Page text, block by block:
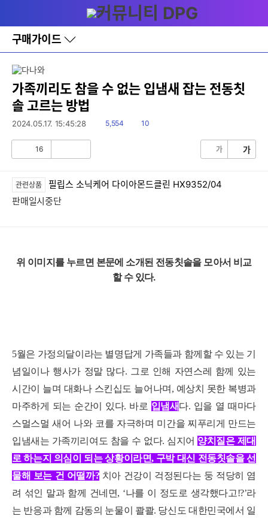
와
홈
구매가이드
바
로
레
이
어
창
토
가족끼리도 참을 수 없는 입냄새 잡는 전동칫
솔 고르는 방법
2024.05.17. 15:45:28
읽
5,554
댓
10
16 가 가
관련상품
필립스 소닉케어 다이아몬드클린 HX9352/04
판매일시중단
위 이미지를 누르면 본문에 소개된 전동칫솔을 모아서 비교
할 수 있다.
5월은 가정의달이라는 별명답게 가족들과 함께할 수 있는 기
념일이나 행사가 정말 많다. 그로 인해 자연스레 함께 있는
시간이 늘며 대화나 스킨십도 늘어나며, 예상치 못한 복병과
마주하게 되는 순간이 있다. 바로 입냄새다. 입을 열 때마다
스멀스멀 새어 나와 코를 자극하며 미간을 찌푸리게 만드는
입냄새는 가족끼리여도 참을 수 없다. 심지어 양치질은 제대
로 하는지 의심이 되는 상황이라면, 구박대신 전동칫솔을 선
물해 보는 건 어떨까? 치아 건강이 걱정된다는 둥 적당히 염
려 섞인 말과 함께 건네면, ‘나를 이 정도로 생각했다고!?’라
는 반응과 함께 감동의 눈물이 콸콸. 당신도 대한민국에서 일